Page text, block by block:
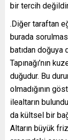
bir tercih
.Diğer taraftan
burada
batıdan doğuya
Tapınağı’nın
duğudur. Bu
olmadığının
ilealtarın
da kültsel bir
Altarın büyük